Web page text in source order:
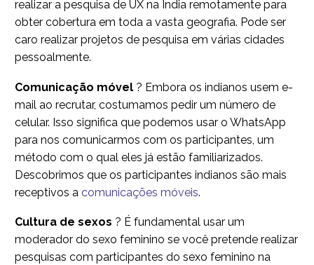
realizar a pesquisa de UX na Índia remotamente para
obter cobertura em toda a vasta geografia. Pode ser
caro realizar projetos de pesquisa em várias cidades
pessoalmente.
Comunicação móvel ? Embora os indianos usem e-
mail ao recrutar, costumamos pedir um número de
celular. Isso significa que podemos usar o WhatsApp
para nos comunicarmos com os participantes, um
método com o qual eles já estão familiarizados.
Descobrimos que os participantes indianos são mais
receptivos a comunicações móveis.
Cultura de sexos ? É fundamental usar um
moderador do sexo feminino se você pretende realizar
pesquisas com participantes do sexo feminino na